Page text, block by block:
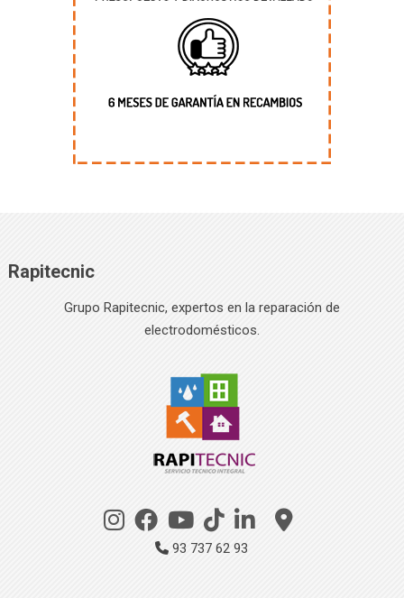
Rapitecnic
Grupo Rapitecnic, expertos en la reparación de
electrodomésticos.
93 737 62 93